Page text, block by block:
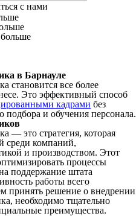
с нами
в Барнауле
становится все более
Это эффективный способ
кадрами без
подбора и обучения персонала.
— это стратегия, которая
среди компаний,
и производством. Этот
процессы
поддержание штата
работы всего
принять решение о внедрении
необходимо тщательно
преимущества.